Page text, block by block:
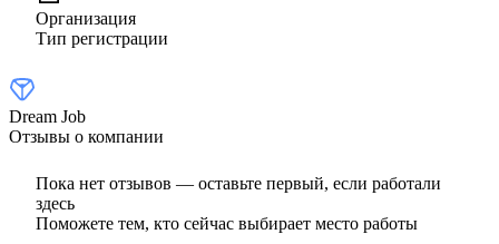
Организация
Тип регистрации
Dream Job
Отзывы о компании
Пока нет отзывов — оставьте первый, если работали
здесь
Поможете тем, кто сейчас выбирает место работы